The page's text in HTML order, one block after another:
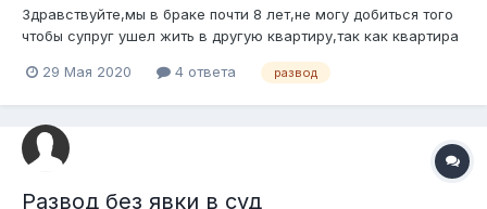
Здравствуйте,мы в браке почти 8 лет,не могу добиться того
чтобы супруг ушел жить в другую квартиру,так как квартира
подать на развод,сохранение семьи не возможно,супруг
дело,если мы проживае...
29 Мая 2020 4 ответа развод
Развод без явки в суд